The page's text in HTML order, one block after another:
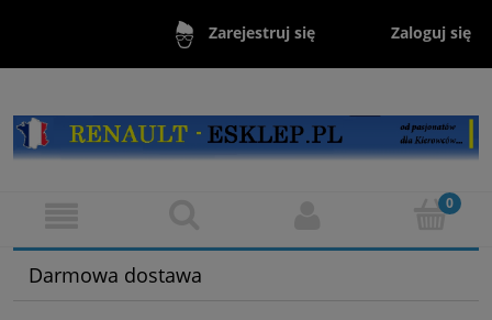
Zarejestruj się Zaloguj się
Darmowa dostawa